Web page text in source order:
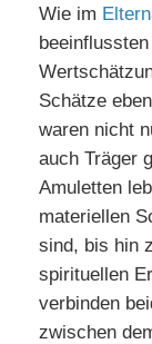
Wie im
Schätze
waren nicht
auch Träger
Amuletten
materiellen
sind, bis hin
spirituellen
verbinden
zwischen